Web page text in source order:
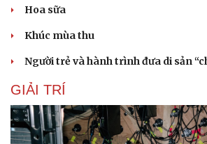
Văn hóa
Văn học
Âm nhạc
Di sản
Thời
Hoa sữa
Khúc mùa thu
Người trẻ và hành trình đưa di sản
GIẢI TRÍ